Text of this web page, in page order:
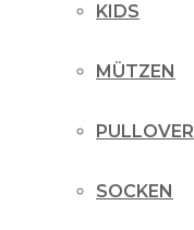
KIDS
MÜTZEN
PULLOVER
SOCKEN